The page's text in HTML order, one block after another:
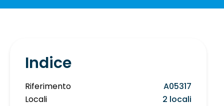
Indice
Riferimento
A05317
Locali
2 locali